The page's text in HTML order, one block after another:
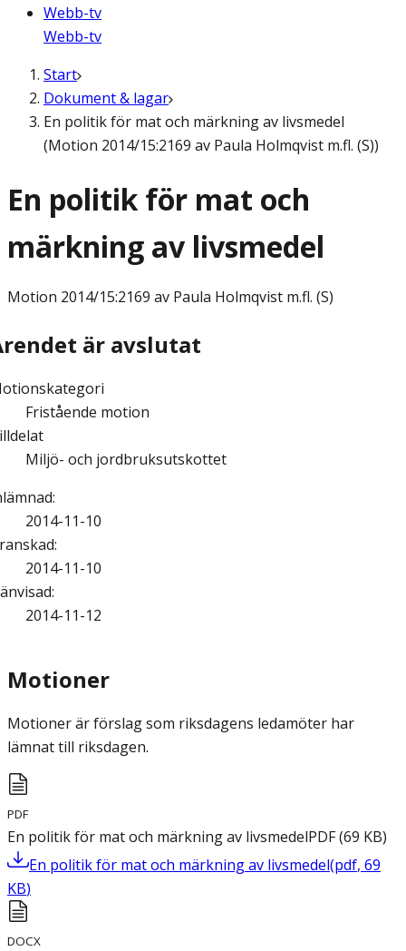
Webb-tv
Webb-tv
Start
Dokument & lagar
En politik för mat och märkning av livsmedel
(Motion 2014/15:2169 av Paula Holmqvist m.fl. (S))
En politik för mat och
märkning av livsmedel
Motion 2014/15:2169 av Paula Holmqvist m.fl. (S)
är avslutat
Fristående motion
Miljö- och jordbruksutskottet
:
2014-11-10
:
2014-11-10
:
2014-11-12
Motioner
Motioner är förslag som riksdagens ledamöter har
lämnat till riksdagen.
PDF
En politik för mat och märkning av livsmedelPDF(69 KB)
En politik för mat och märkning av livsmedel(pdf, 69
KB)
DOCX